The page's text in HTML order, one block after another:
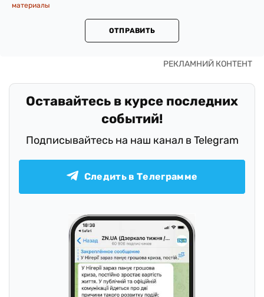
материалы
ОТПРАВИТЬ
Оставайтесь в курсе последних
событий!
Подписывайтесь на наш канал в Telegram
Следить в Телеграмме